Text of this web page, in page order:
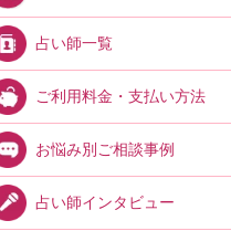
占い師一覧
ご利用料金・支払い方法
お悩み別ご相談事例
占い師インタビュー